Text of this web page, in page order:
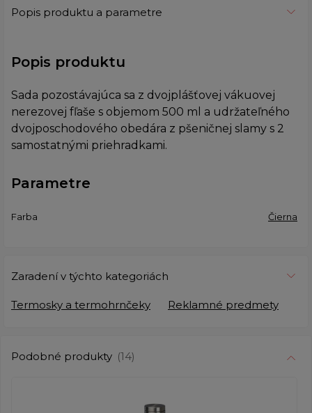
Popis produktu a parametre
Popis produktu
Sada pozostávajúca sa z dvojplášťovej vákuovej
nerezovej fľaše s objemom 500 ml a udržateľného
dvojposchodového obedára z pšeničnej slamy s 2
samostatnými priehradkami.
Parametre
Farba Čierna
Zaradení v týchto kategoriách
Termosky a termohrnčeky Reklamné predmety
Podobné produkty (14)